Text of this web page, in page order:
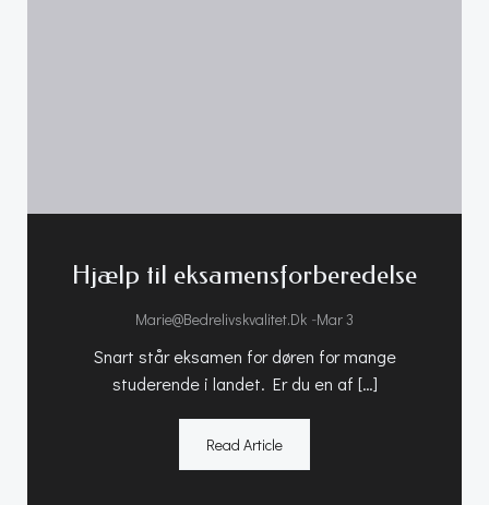
Hjælp til eksamensforberedelse
Marie@bedrelivskvalitet.dk -Mar 3
Snart står eksamen for døren for mange
studerende i landet. Er du en af […]
Read Article